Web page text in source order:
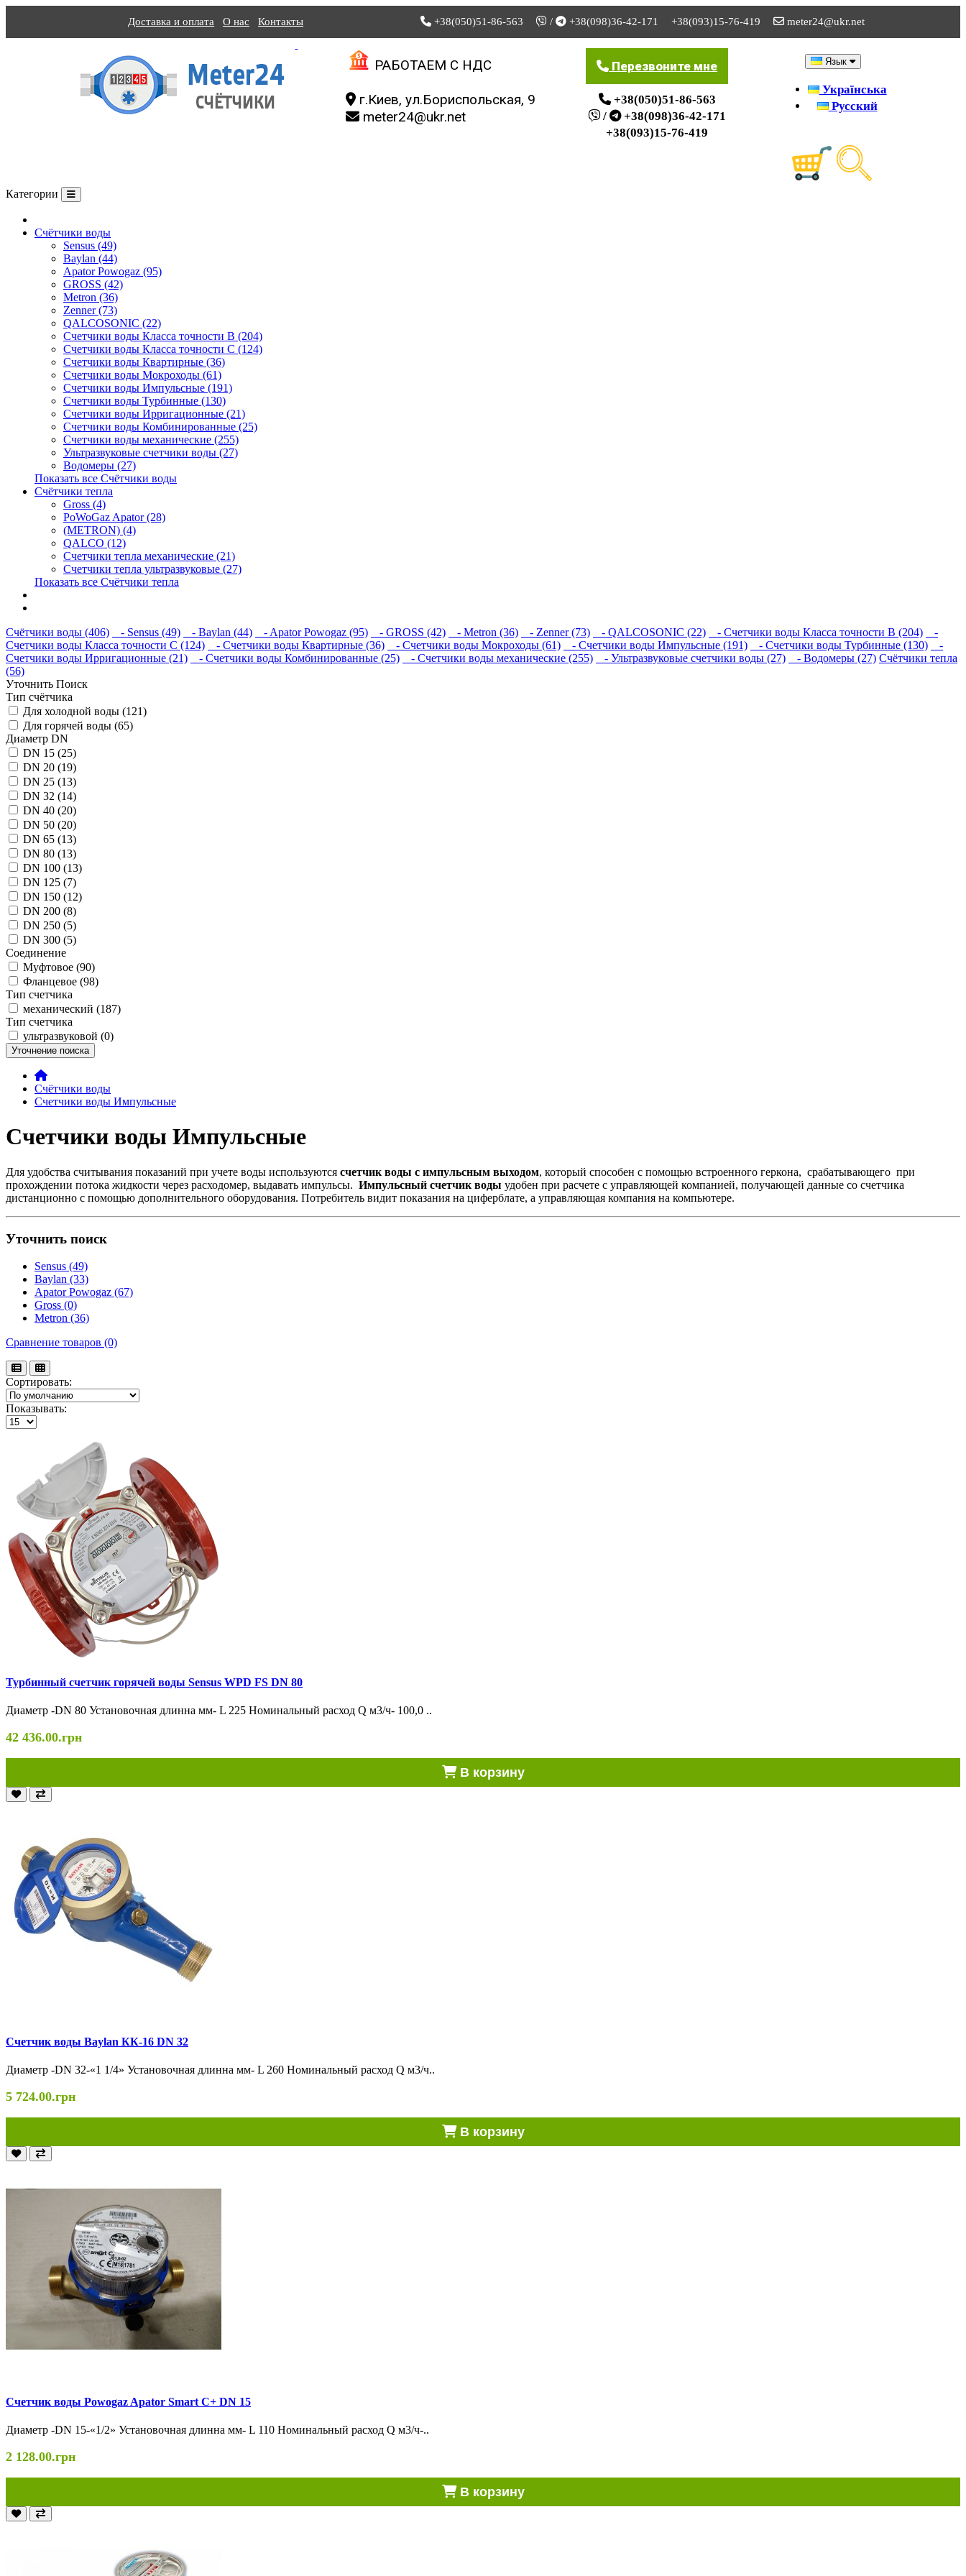
Доставка и оплата О нас Контакты +38(050)51-86-563 / +38(098)36-42-171 +38(093)15-76-419
meter24@ukr.net
РАБОТАЕМ С НДС
г.Киев, ул.Бориспольская, 9
meter24@ukr.net
Перезвоните мне
+38(050)51-86-563
/
+38(098)36-42-171
+38(093)15-76-419
Язык
Українська
Русский
Категории
Счётчики воды
Sensus (49)
Baylan (44)
Apator Powogaz (95)
GROSS (42)
Metron (36)
Zenner (73)
QALCOSONIC (22)
Счетчики воды Класса точности В (204)
Счетчики воды Класса точности С (124)
Счетчики воды Квартирные (36)
Счетчики воды Мокроходы (61)
Счетчики воды Импульсные (191)
Счетчики воды Турбинные (130)
Счетчики воды Ирригационные (21)
Счетчики воды Комбинированные (25)
Счетчики воды механические (255)
Ультразвуковые счетчики воды (27)
Водомеры (27)
Показать все Счётчики воды
Счётчики тепла
Gross (4)
PoWoGaz Apator (28)
(METRON) (4)
QALCO (12)
Счетчики тепла механические (21)
Счетчики тепла ультразвуковые (27)
Показать все Счётчики тепла
Счётчики воды (406)
- Sensus (49) - Baylan (44) - Apator Powogaz (95) - GROSS (42) - Metron (36) - Zenner (73) - QALCOSONIC (22) - Счетчики воды Класса точности В (204)
-
Счетчики воды Класса точности С (124)
- Счетчики воды Квартирные (36) - Счетчики воды Мокроходы (61) - Счетчики воды Импульсные (191) - Счетчики воды Турбинные (130)
-
Счетчики воды Ирригационные (21)
- Счетчики воды Комбинированные (25) - Счетчики воды механические (255) - Ультразвуковые счетчики воды (27) - Водомеры (27) Счётчики тепла
(56)
Уточнить Поиск
Тип счётчика
Для холодной воды (121)
Для горячей воды (65)
Диаметр DN
DN 15 (25)
DN 20 (19)
DN 25 (13)
DN 32 (14)
DN 40 (20)
DN 50 (20)
DN 65 (13)
DN 80 (13)
DN 100 (13)
DN 125 (7)
DN 150 (12)
DN 200 (8)
DN 250 (5)
DN 300 (5)
Соединение
Муфтовое (90)
Фланцевое (98)
Тип счетчика
механический (187)
Тип счетчика
ультразвуковой (0)
Уточнение поиска
Счётчики воды
Счетчики воды Импульсные
Счетчики воды Импульсные
Для удобства считывания показаний при учете воды используются счетчик воды с импульсным выходом, который способен с помощью встроенного геркона, срабатывающего при
прохождении потока жидкости через расходомер, выдавать импульсы. Импульсный счетчик воды удобен при расчете с управляющей компанией, получающей данные со счетчика
дистанционно с помощью дополнительного оборудования. Потребитель видит показания на циферблате, а управляющая компания на компьютере.
Уточнить поиск
Sensus (49)
Baylan (33)
Apator Powogaz (67)
Gross (0)
Metron (36)
Сравнение товаров (0)
Сортировать:
Показывать:
Турбинный счетчик горячей воды Sensus WPD FS DN 80
Диаметр -DN 80 Установочная длинна мм- L 225 Номинальный расход Q м3/ч- 100,0 ..
42 436.00.грн
В корзину
Cчетчик воды Baylan КК-16 DN 32
Диаметр -DN 32-«1 1/4» Установочная длинна мм- L 260 Номинальный расход Q м3/ч..
5 724.00.грн
В корзину
Cчетчик воды Powogaz Apator Smart С+ DN 15
Диаметр -DN 15-«1/2» Установочная длинна мм- L 110 Номинальный расход Q м3/ч-..
2 128.00.грн
В корзину